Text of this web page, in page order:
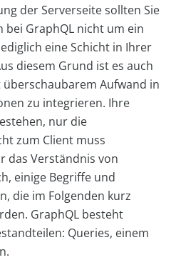
der Serverseite sollten Sie
bei GraphQL nicht um ein
eine Schicht in Ihrer
diesem Grund ist es auch
Aufwand in
zu integrieren. Ihre
nur die
zum Client muss
das Verständnis von
einige Begriffe und
die im Folgenden kurz
GraphQL besteht
Queries, einem